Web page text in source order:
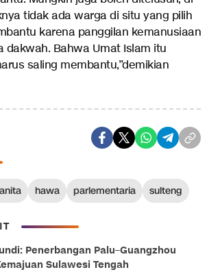
tidak ada warga di situ yang pilih
karena panggilan kemanusiaan
dakwah. Bahwa Umat Islam itu
saling membantu,”demikian
hawa parlementaria sulteng
Penerbangan Palu–Guangzhou
Sulawesi Tengah